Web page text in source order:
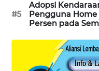
#5
Adopsi
Pengguna Home
Persen pada
ID
NET
PLN